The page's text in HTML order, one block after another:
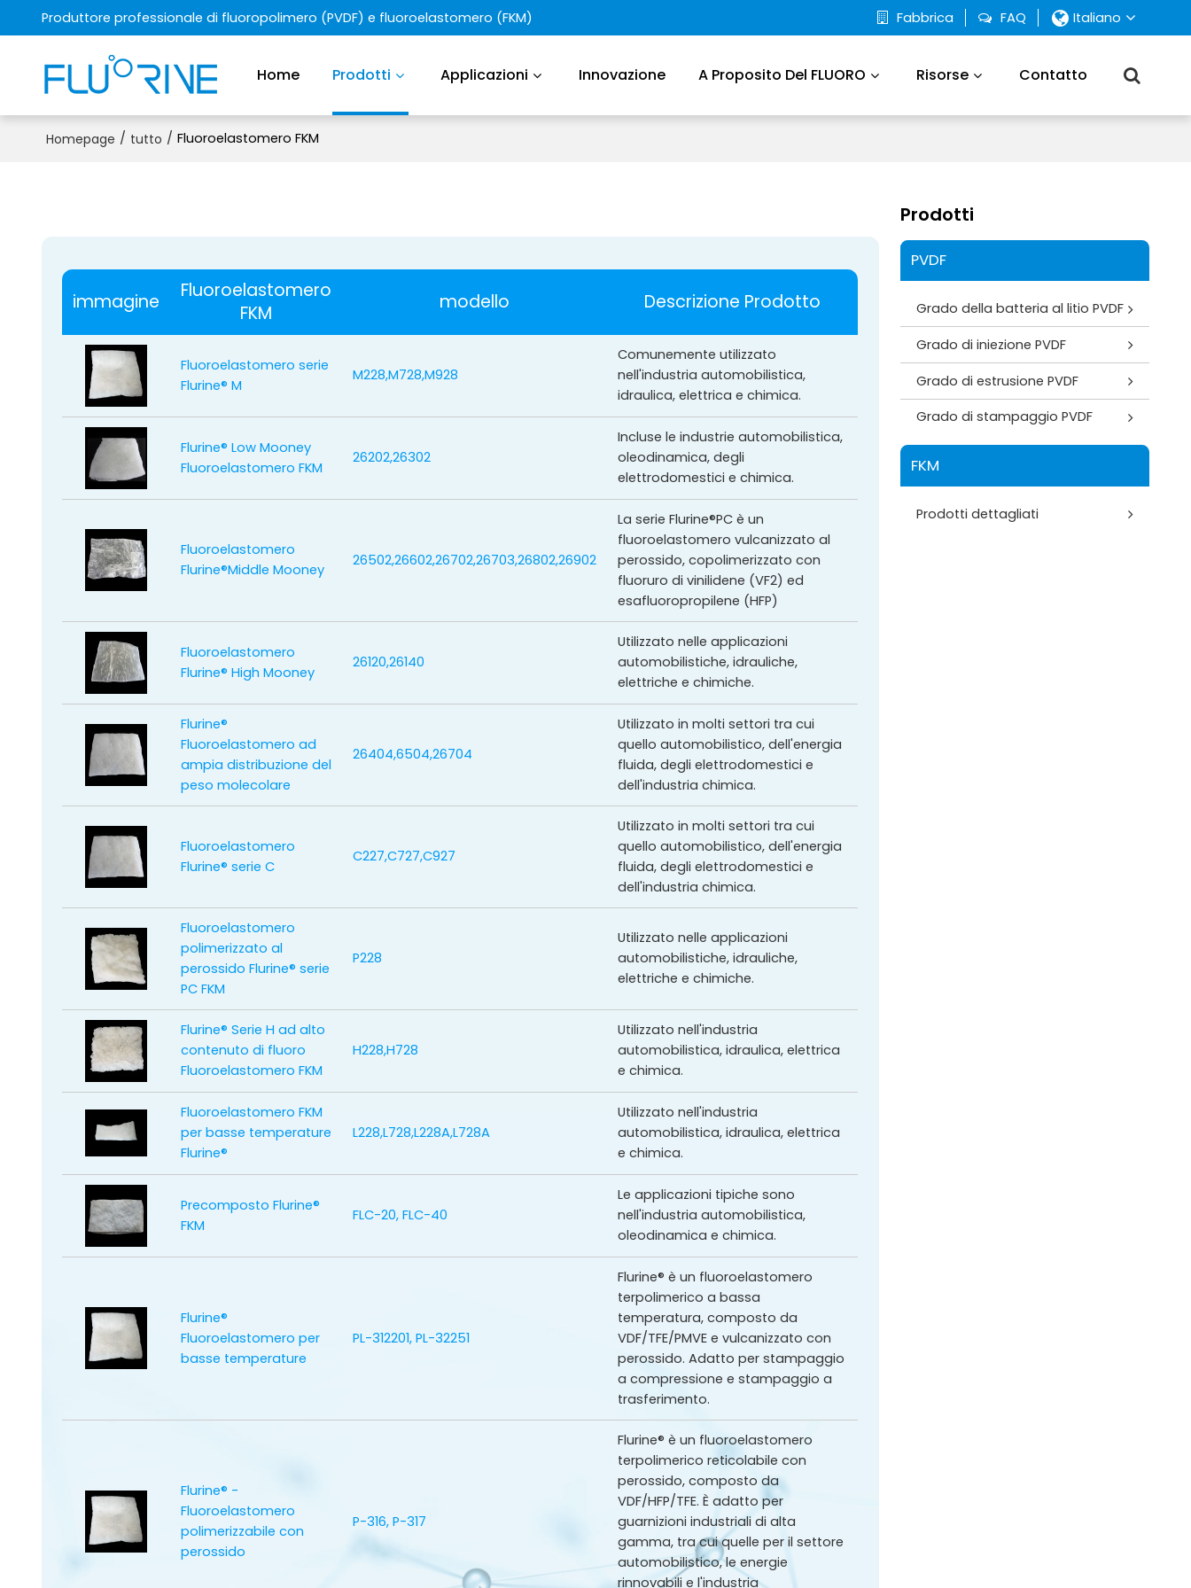
Produttore professionale di fluoropolimero (PVDF) e fluoroelastomero (FKM) Fabbrica FAQ Italiano
Home Prodotti Applicazioni Innovazione A Proposito Del FLUORO Risorse Contatto
Homepage / tutto / Fluoroelastomero FKM
immagine
Fluoroelastomero
FKM
modello Descrizione Prodotto
Fluoroelastomero serie
Flurine® M
M228,M728,M928
Comunemente utilizzato
nell'industria automobilistica,
idraulica, elettrica e chimica.
Flurine® Low Mooney
Fluoroelastomero FKM
26202,26302
Incluse le industrie automobilistica,
oleodinamica, degli
elettrodomestici e chimica.
Fluoroelastomero
Flurine®Middle Mooney
26502,26602,26702,26703,26802,26902
La serie Flurine®PC è un
fluoroelastomero vulcanizzato al
perossido, copolimerizzato con
fluoruro di vinilidene (VF2) ed
esafluoropropilene (HFP)
Fluoroelastomero
Flurine® High Mooney
26120,26140
Utilizzato nelle applicazioni
automobilistiche, idrauliche,
elettriche e chimiche.
Flurine®
Fluoroelastomero ad
ampia distribuzione del
peso molecolare
26404,6504,26704
Utilizzato in molti settori tra cui
quello automobilistico, dell'energia
fluida, degli elettrodomestici e
dell'industria chimica.
Fluoroelastomero
Flurine® serie C
C227,C727,C927
Utilizzato in molti settori tra cui
quello automobilistico, dell'energia
fluida, degli elettrodomestici e
dell'industria chimica.
Fluoroelastomero
polimerizzato al
perossido Flurine® serie
PC FKM
P228
Utilizzato nelle applicazioni
automobilistiche, idrauliche,
elettriche e chimiche.
Flurine® Serie H ad alto
contenuto di fluoro
Fluoroelastomero FKM
H228,H728
Utilizzato nell'industria
automobilistica, idraulica, elettrica
e chimica.
Fluoroelastomero FKM
per basse temperature
Flurine®
L228,L728,L228A,L728A
Utilizzato nell'industria
automobilistica, idraulica, elettrica
e chimica.
Precomposto Flurine®
FKM
FLC-20, FLC-40
Le applicazioni tipiche sono
nell'industria automobilistica,
oleodinamica e chimica.
Flurine®
Fluoroelastomero per
basse temperature
PL-312201, PL-32251
Flurine® è un fluoroelastomero
terpolimerico a bassa
temperatura, composto da
VDF/TFE/PMVE e vulcanizzato con
perossido. Adatto per stampaggio
a compressione e stampaggio a
trasferimento.
Flurine® -
Fluoroelastomero
polimerizzabile con
perossido
P-316, P-317
Flurine® è un fluoroelastomero
terpolimerico reticolabile con
perossido, composto da
VDF/HFP/TFE. È adatto per
guarnizioni industriali di alta
gamma, tra cui quelle per il settore
automobilistico, le energie
rinnovabili e l'industria
Prodotti
PVDF
Grado della batteria al litio PVDF
Grado di iniezione PVDF
Grado di estrusione PVDF
Grado di stampaggio PVDF
FKM
Prodotti dettagliati